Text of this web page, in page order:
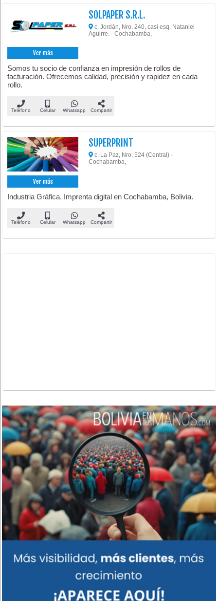
Ver más
SOLPAPER S.R.L.
c. Jordán, Nro. 240, casi esq. Nataniel
Aguirre. - Cochabamba,
Somos tu socio de confianza en impresión de rollos de
facturación. Ofrecemos calidad, precisión y rapidez en cada
rollo.
Teléfono Celular Whatsapp Compartir
Ver más
SUPERPRINT
c. La Paz, Nro. 524 (Central) -
Cochabamba,
Industria Gráfica. Imprenta digital en Cochabamba, Bolivia.
Teléfono Celular Whatsapp Compartir